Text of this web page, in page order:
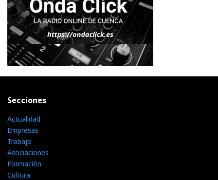
Secciones
Actualidad
Empresas
Trabajo
Asociaciones
Formación
Cultura